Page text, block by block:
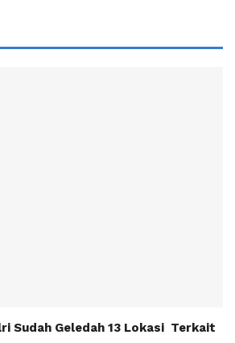
Sudah Geledah 13 Lokasi Terkait